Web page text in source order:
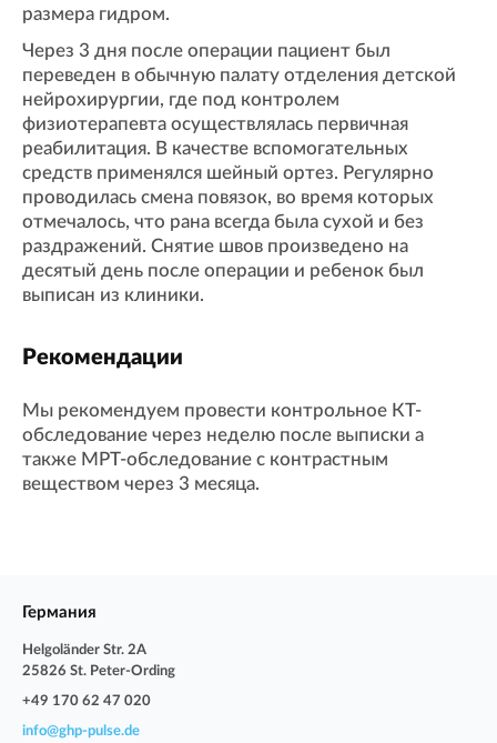
размера гидром.
Через 3 дня после операции пациент был
переведен в обычную палату отделения детской
нейрохирургии, где под контролем
физиотерапевта осуществлялась первичная
реабилитация. В качестве вспомогательных
средств применялся шейный ортез. Регулярно
проводилась смена повязок, во время которых
отмечалось, что рана всегда была сухой и без
раздражений. Снятие швов произведено на
десятый день после операции и ребенок был
выписан из клиники.
Рекомендации
Мы рекомендуем провести контрольное КТ-
обследование через неделю после выписки а
также МРТ-обследование с контрастным
веществом через 3 месяца.
Германия
Helgoländer Str. 2A
25826 St. Peter-Ording
+49 170 62 47 020
info@ghp-pulse.de